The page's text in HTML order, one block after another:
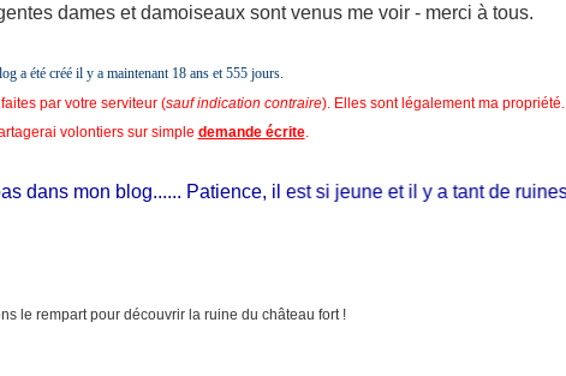
dames et damoiseaux sont venus me voir - merci à tous.
a été créé il y a maintenant 18 ans et555 jours.
par votre serviteur (sauf indication contraire). Elles sont légalement ma propriété.
volontiers sur simple demande écrite.
dans mon blog...... Patience, il est si jeune et il y a tant de ruines !